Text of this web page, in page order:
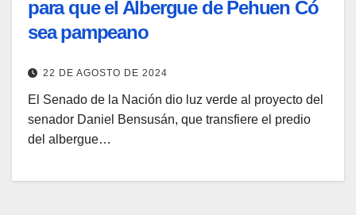
para que el Albergue de Pehuen Có
sea pampeano
22 DE AGOSTO DE 2024
El Senado de la Nación dio luz verde al proyecto del
senador Daniel Bensusán, que transfiere el predio
del albergue…